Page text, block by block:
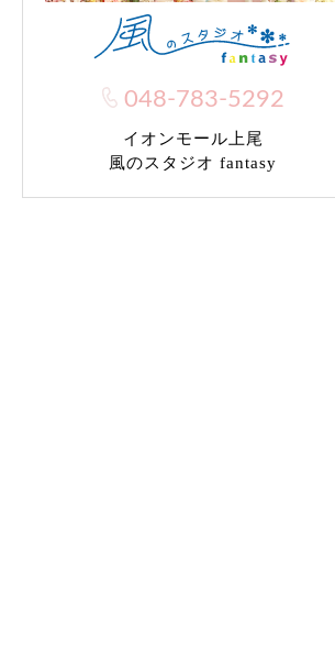
048-783-5292
イオンモール上尾
風のスタジオ fantasy